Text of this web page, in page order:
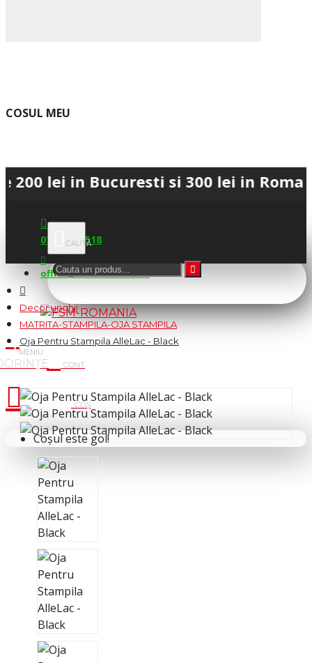
COSUL MEU
Bucuresti si 300 lei in Romania •
0745.677.518
office@fsm-romania.ro
Cosul tau
Coșul este gol!
Decor unghii
MATRITA-STAMPILA-OJA STAMPILA
Oja Pentru Stampila AlleLac - Black